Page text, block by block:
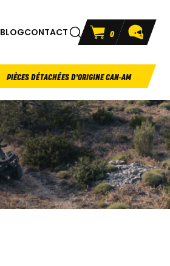
BLOGCONTACT 0
PIÈCES DÉTACHÉES D'ORIGINE CAN-AM